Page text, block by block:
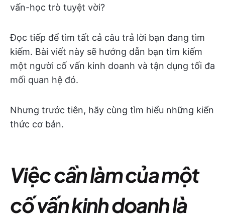
vấn-học trò tuyệt vời?
Đọc tiếp để tìm tất cả câu trả lời bạn đang tìm
kiếm. Bài viết này sẽ hướng dẫn bạn tìm kiếm
một người cố vấn kinh doanh và tận dụng tối đa
mối quan hệ đó.
Nhưng trước tiên, hãy cùng tìm hiểu những kiến
thức cơ bản.
Việc cần làm của một
cố vấn kinh doanh là